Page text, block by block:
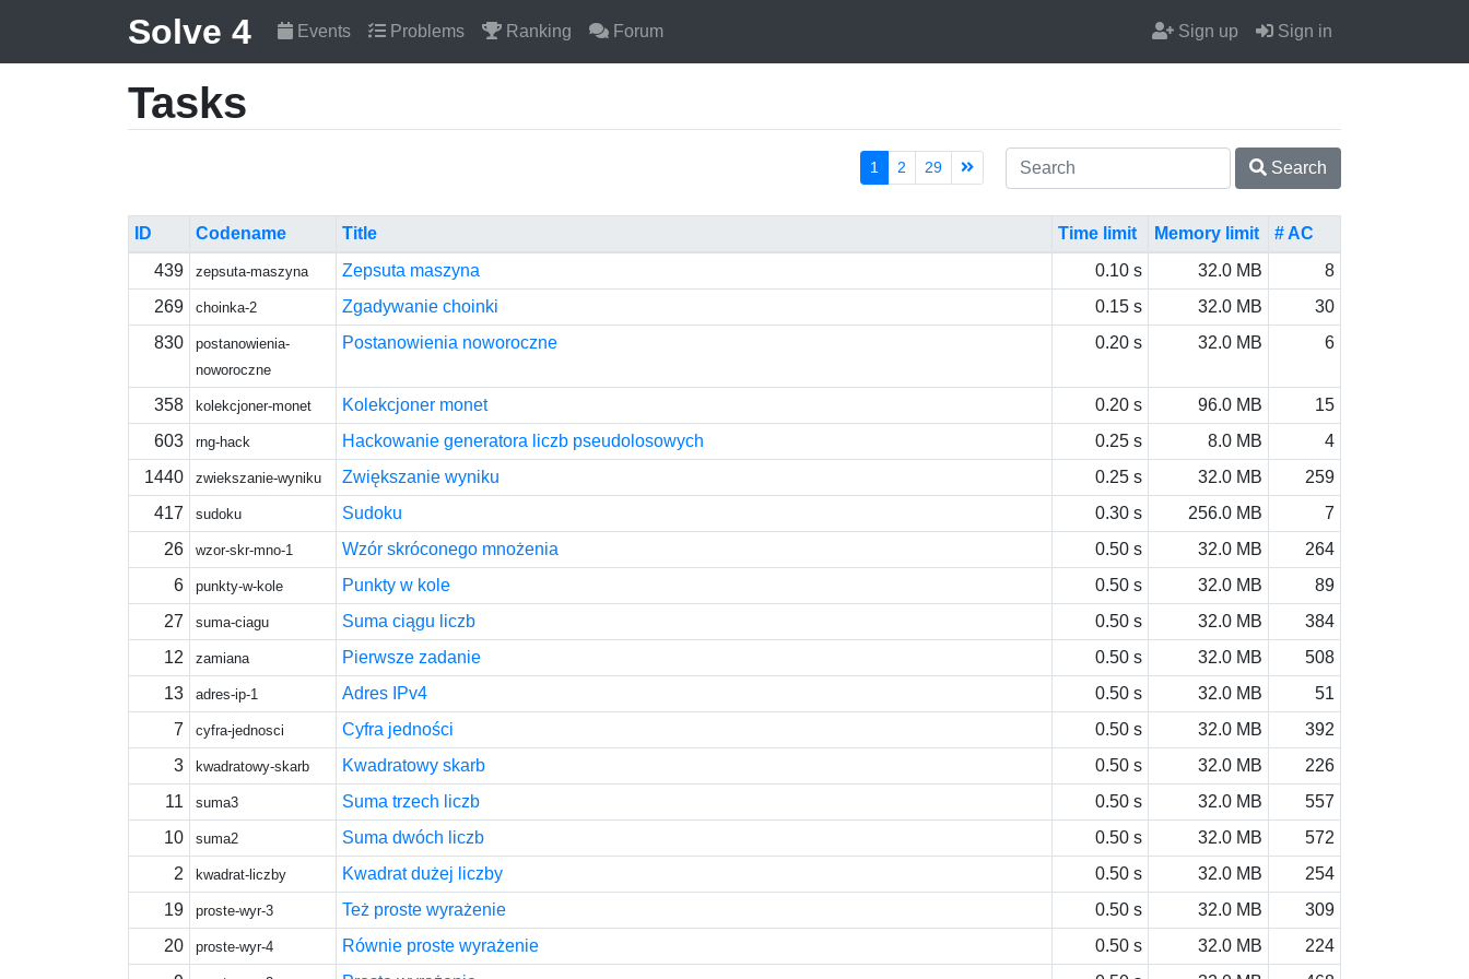
Solve 4 Events Problems Ranking Forum Sign up Sign in
Tasks
1 2 29 Search
ID Codename Title Time limit Memory limit
# AC
439
zepsuta-maszyna Zepsuta maszyna 0.10 s 32.0 MB
8
269
choinka-2 Zgadywanie choinki 0.15 s 32.0 MB
30
830
postanowienia-
noworoczne
Postanowienia noworoczne 0.20 s 32.0 MB 6
358 kolekcjoner-monet Kolekcjoner monet 0.20 s 96.0 MB
15
603
rng-hack Hackowanie generatora liczb pseudolosowych 0.25 s 8.0 MB
4
1440
zwiekszanie-wyniku Zwiększanie wyniku 0.25 s 32.0 MB
259
417
sudoku Sudoku 0.30 s 256.0 MB
7
26
wzor-skr-mno-1 Wzór skróconego mnożenia 0.50 s 32.0 MB
264
6
punkty-w-kole Punkty w kole 0.50 s 32.0 MB
89
27
suma-ciagu Suma ciągu liczb 0.50 s 32.0 MB
384
12
zamiana Pierwsze zadanie 0.50 s 32.0 MB
508
13
adres-ip-1 Adres IPv4 0.50 s 32.0 MB
51
7
cyfra-jednosci Cyfra jedności 0.50 s 32.0 MB
392
3
kwadratowy-skarb Kwadratowy skarb 0.50 s 32.0 MB
226
11
suma3 Suma trzech liczb 0.50 s 32.0 MB
557
10
suma2 Suma dwóch liczb 0.50 s 32.0 MB
572
2
kwadrat-liczby Kwadrat dużej liczby 0.50 s 32.0 MB
254
19
proste-wyr-3 Też proste wyrażenie 0.50 s 32.0 MB
309
20
proste-wyr-4 Równie proste wyrażenie 0.50 s 32.0 MB
224